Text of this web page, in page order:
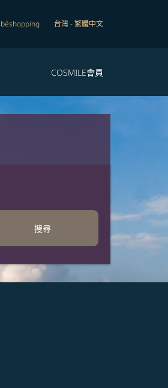
béshopping 台灣-繁體中文
COSMILE會員
搜尋